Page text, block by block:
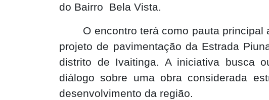
do Bairro Bela Vista.
O encontro terá como pauta
projeto de pavimentação da Estrada
distrito de Ivaitinga. A iniciativa busca
diálogo sobre uma obra considerada
desenvolvimento da região.